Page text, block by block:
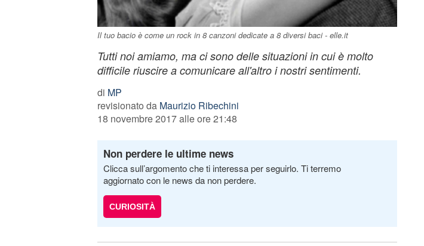
Il tuo bacio è come un rock in 8 canzoni dedicate a 8 diversi baci - elle.it
Tutti noi amiamo, ma ci sono delle situazioni in cui è molto
difficile riuscire a comunicare all'altro i nostri sentimenti.
di MP
revisionato da Maurizio Ribechini
18 novembre 2017 alle ore 21:48
Non perdere le ultime news
Clicca sull’argomento che ti interessa per seguirlo. Ti terremo
aggiornato con le news da non perdere.
CURIOSITÀ